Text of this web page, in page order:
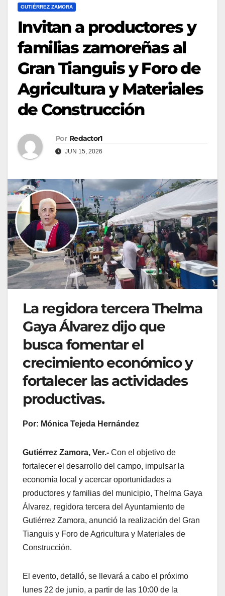
GUTIÉRREZ ZAMORA
Invitan a productores y
familias zamoreñas al
Gran Tianguis y Foro de
Agricultura y Materiales
de Construcción
Por Redactor1
JUN 15, 2026
La regidora tercera Thelma
Gaya Álvarez dijo que
busca fomentar el
crecimiento económico y
fortalecer las actividades
productivas.
Por: Mónica Tejeda Hernández
Gutiérrez Zamora, Ver.- Con el objetivo de
fortalecer el desarrollo del campo, impulsar la
economía local y acercar oportunidades a
productores y familias del municipio, Thelma Gaya
Álvarez, regidora tercera del Ayuntamiento de
Gutiérrez Zamora, anunció la realización del Gran
Tianguis y Foro de Agricultura y Materiales de
Construcción.
El evento, detalló, se llevará a cabo el próximo
lunes 22 de junio, a partir de las 10:00 de la